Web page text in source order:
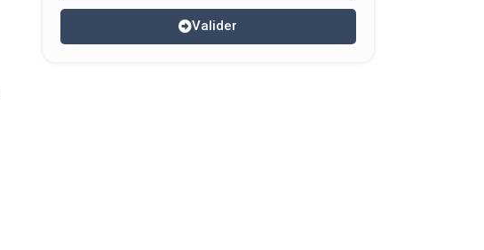
Valider